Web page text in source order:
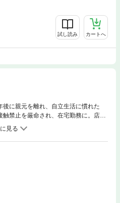
試し読み カートへ
に親元を離れ、自立生活に慣れた
禁止を厳命され、在宅勤務に。店舗
を実感。ネットを駆使し試行錯誤の
た時……。介助される暮らしから、自
楽しみつつ「いま自分で生きてい
。丁寧に暮らす想いを描くエッセイ